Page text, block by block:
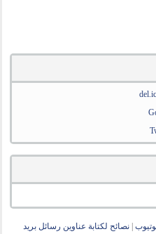
|نصائح لكتابة عناوين رسائل بريد